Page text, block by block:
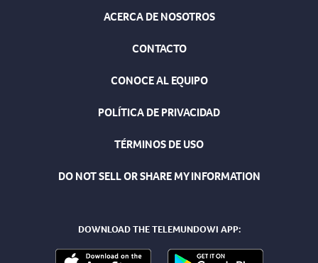
ACERCA DE NOSOTROS
CONTACTO
CONOCE AL EQUIPO
POLÍTICA DE PRIVACIDAD
TÉRMINOS DE USO
DO NOT SELL OR SHARE MY INFORMATION
DOWNLOAD THE TELEMUNDOWI APP: